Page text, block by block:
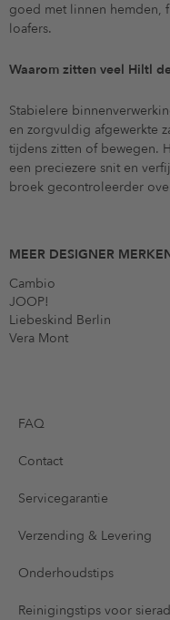
goed met linnen hemden,
loafers.
Waarom zitten veel Hiltl
Stabielere
en zorgvuldig afgewerkte
tijdens zitten of bewegen.
een preciezere snit en
broek gecontroleerder
MEER DESIGNER
Cambio
JOOP!
Liebeskind Berlin
Vera Mont
FAQ
Contact
Servicegarantie
Verzending & Levering
Onderhoudstips
Reinigingstips voor